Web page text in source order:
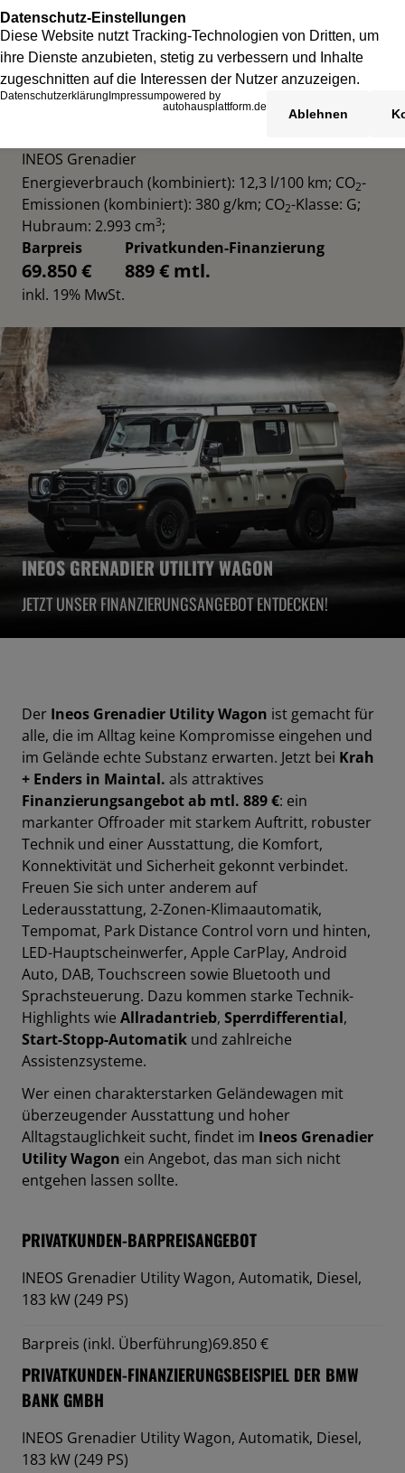
INEOS Grenadier
Energieverbrauch (kombiniert): 12,3 l/100 km; CO2-
Emissionen (kombiniert): 380 g/km; CO2-Klasse: G;
Hubraum: 2.993 cm3;
Barpreis
69.850 €
inkl. 19% MwSt.
Privatkunden-Finanzierung
889 € mtl.
INEOS GRENADIER UTILITY WAGON
JETZT UNSER FINANZIERUNGSANGEBOT ENTDECKEN!
Der Ineos Grenadier Utility Wagon ist gemacht für
alle, die im Alltag keine Kompromisse eingehen und
im Gelände echte Substanz erwarten. Jetzt bei Krah
+ Enders in Maintal. als attraktives
Finanzierungsangebot ab mtl. 889 €: ein
markanter Offroader mit starkem Auftritt, robuster
Technik und einer Ausstattung, die Komfort,
Konnektivität und Sicherheit gekonnt verbindet.
Freuen Sie sich unter anderem auf
Lederausstattung, 2-Zonen-Klimaautomatik,
Tempomat, Park Distance Control vorn und hinten,
LED-Hauptscheinwerfer, Apple CarPlay, Android
Auto, DAB, Touchscreen sowie Bluetooth und
Sprachsteuerung. Dazu kommen starke Technik-
Highlights wie Allradantrieb, Sperrdifferential,
Start-Stopp-Automatik und zahlreiche
Assistenzsysteme.
Wer einen charakterstarken Geländewagen mit
überzeugender Ausstattung und hoher
Alltagstauglichkeit sucht, findet im Ineos Grenadier
Utility Wagon ein Angebot, das man sich nicht
entgehen lassen sollte.
PRIVATKUNDEN-BARPREISANGEBOT
INEOS Grenadier Utility Wagon, Automatik, Diesel,
183 kW (249 PS)
Barpreis (inkl. Überführung)69.850 €
PRIVATKUNDEN-FINANZIERUNGSBEISPIEL DER BMW
BANK GMBH
INEOS Grenadier Utility Wagon, Automatik, Diesel,
183 kW (249 PS)